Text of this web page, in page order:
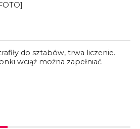
do sztabów, trwa liczenie.
wciąż można zapełniać